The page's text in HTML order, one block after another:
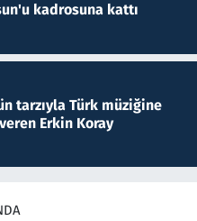
kadrosuna kattı
tarzıyla Türk müziğine
Erkin Koray